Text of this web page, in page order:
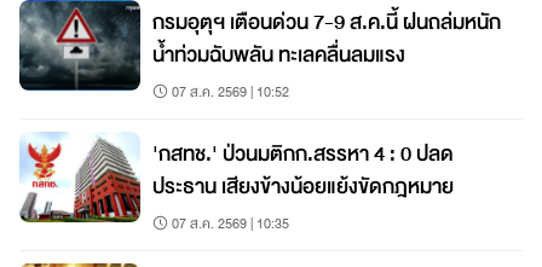
กรมอุตุฯ เตือนด่วน 7-9 ส.ค.นี้ ฝนถล่มหนัก
น้ำท่วมฉับพลัน ทะเลคลื่นลมแรง
07 ส.ค. 2569 | 10:52
'กสทช.' ป่วนมติกก.สรรหา 4 : 0 ปลด
ประธาน เสียงข้างน้อยแย้งขัดกฎหมาย
07 ส.ค. 2569 | 10:35